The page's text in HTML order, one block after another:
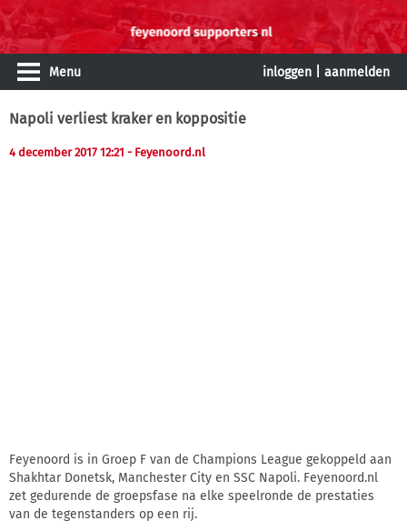
Menu inloggen aanmelden
Napoli verliest kraker en koppositie
4 december 2017 12:21 - Feyenoord.nl
Feyenoord is in Groep F van de Champions League gekoppeld aan
Shakhtar Donetsk, Manchester City en SSC Napoli. Feyenoord.nl
zet gedurende de groepsfase na elke speelronde de prestaties
van de tegenstanders op een rij.